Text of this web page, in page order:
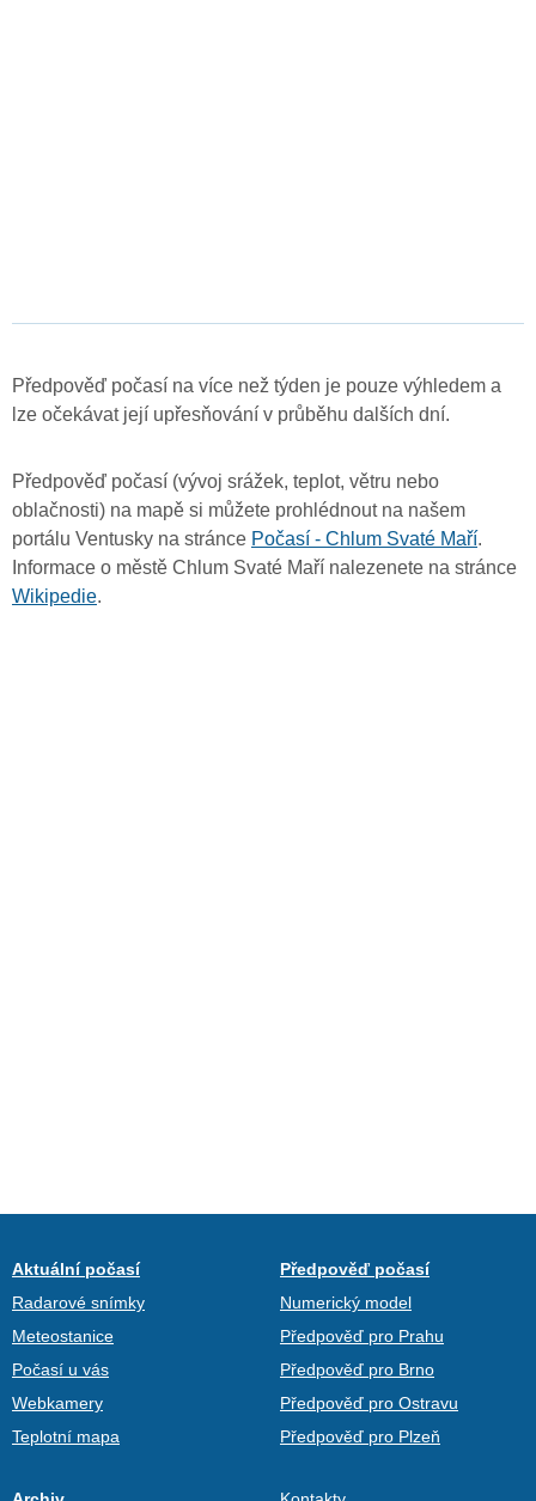
Předpověď počasí na více než týden je pouze výhledem a
lze očekávat její upřesňování v průběhu dalších dní.
Předpověď počasí (vývoj srážek, teplot, větru nebo
oblačnosti) na mapě si můžete prohlédnout na našem
portálu Ventusky na stránce Počasí - Chlum Svaté Maří.
Informace o městě Chlum Svaté Maří nalezenete na stránce
Wikipedie.
Aktuální počasí
Radarové snímky
Meteostanice
Počasí u vás
Webkamery
Teplotní mapa
Předpověď počasí
Numerický model
Předpověď pro Prahu
Předpověď pro Brno
Předpověď pro Ostravu
Předpověď pro Plzeň